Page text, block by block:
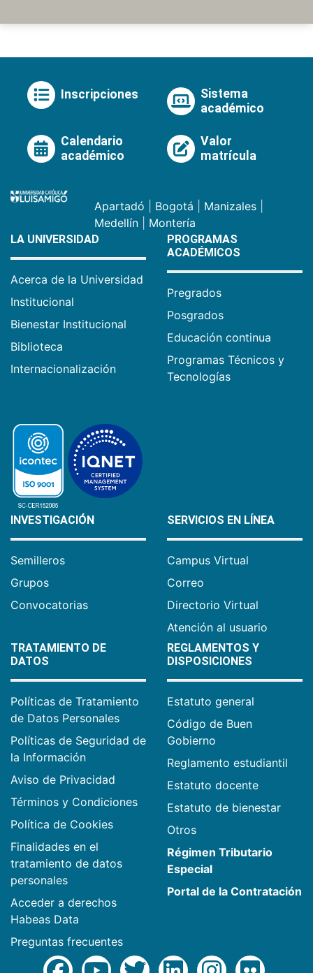
Inscripciones
Sistema
académico
Calendario
académico
Valor
matrícula
Apartadó Bogotá Manizales
Medellín
Montería
LA UNIVERSIDAD
Acerca de la Universidad
Institucional
Bienestar Institucional
Biblioteca
Internacionalización
PROGRAMAS
ACADÉMICOS
Pregrados
Posgrados
Educación continua
Programas Técnicos y
Tecnologías
INVESTIGACIÓN
Semilleros
Grupos
Convocatorias
SERVICIOS EN LÍNEA
Campus Virtual
Correo
Directorio Virtual
Atención al usuario
TRATAMIENTO DE
DATOS
Políticas de Tratamiento
de Datos Personales
Políticas de Seguridad de
la Información
Aviso de Privacidad
Términos y Condiciones
Política de Cookies
Finalidades en el
tratamiento de datos
personales
Acceder a derechos
Habeas Data
Preguntas frecuentes
REGLAMENTOS Y
DISPOSICIONES
Estatuto general
Código de Buen
Gobierno
Reglamento estudiantil
Estatuto docente
Estatuto de bienestar
Otros
Régimen Tributario
Especial
Portal de la Contratación